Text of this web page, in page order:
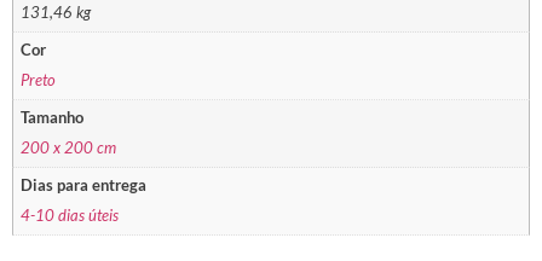
131,46 kg
Cor
Preto
Tamanho
200 x 200 cm
Dias para entrega
4-10 dias úteis